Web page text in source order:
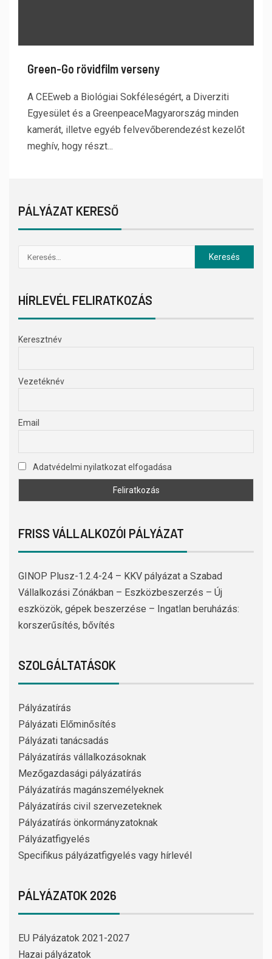
Green-Go rövidfilm verseny
A CEEweb a Biológiai Sokféleségért, a Diverziti
Egyesület és a GreenpeaceMagyarország minden
kamerát, illetve egyéb felvevőberendezést kezelőt
meghív, hogy részt...
PÁLYÁZAT KERESŐ
HÍRLEVÉL FELIRATKOZÁS
Keresztnév
Vezetéknév
Email
Adatvédelmi nyilatkozat elfogadása
FRISS VÁLLALKOZÓI PÁLYÁZAT
GINOP Plusz-1.2.4-24 – KKV pályázat a Szabad
Vállalkozási Zónákban – Eszközbeszerzés – Új
eszközök, gépek beszerzése – Ingatlan beruházás:
korszerűsítés, bővítés
SZOLGÁLTATÁSOK
Pályázatírás
Pályázati Előminősítés
Pályázati tanácsadás
Pályázatírás vállalkozásoknak
Mezőgazdasági pályázatírás
Pályázatírás magánszemélyeknek
Pályázatírás civil szervezeteknek
Pályázatírás önkormányzatoknak
Pályázatfigyelés
Specifikus pályázatfigyelés vagy hírlevél
PÁLYÁZATOK 2026
EU Pályázatok 2021-2027
Hazai pályázatok